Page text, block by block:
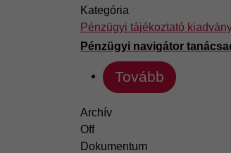
Kategória
Pénzügyi tájékoztató
Pénzügyi navigátor
Tovább
Archív
Off
Dokumentum